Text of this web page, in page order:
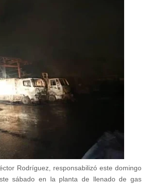
Rodríguez, responsabilizó este domingo
sábado en la planta de llenado de gas